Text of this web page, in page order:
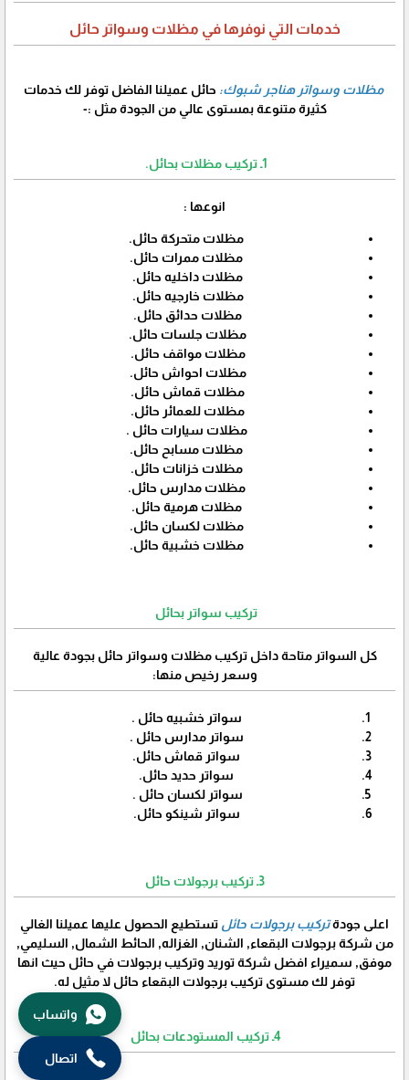
واتساب
اتصال
خدمات التي نوفرها في مظلات وسواتر حائل
مظلات وسواتر هناجر شبوك: حائل عميلنا الفاضل توفر لك خدمات
كثيرة متنوعة بمستوى عالي من الجودة مثل :-
1ـ تركيب مظلات بحائل.
انوعها :
مظلات متحركة حائل.
مظلات ممرات حائل.
مظلات داخليه حائل.
مظلات خارجيه حائل.
مظلات حدائق حائل.
مظلات جلسات حائل.
مظلات مواقف حائل.
مظلات احواش حائل.
مظلات قماش حائل.
مظلات للعمائر حائل.
مظلات سيارات حائل .
مظلات مسابح حائل.
مظلات خزانات حائل.
مظلات مدارس حائل.
مظلات هرمية حائل.
مظلات لكسان حائل.
مظلات خشبية حائل.
تركيب سواتر بحائل
كل السواتر متاحة داخل تركيب مظلات وسواتر حائل بجودة عالية
وسعر رخيص منها:
سواتر خشبيه حائل .
سواتر مدارس حائل .
سواتر قماش حائل.
سواتر حديد حائل.
سواتر لكسان حائل .
سواتر شينكو حائل.
3ـ تركيب برجولات حائل
اعلى جودةتركيب برجولات حائل تستطيع الحصول عليها عميلنا الغالي
من شركة برجولات البقعاء, الشنان, الغزاله, الحائط الشمال, السليمي,
موفق, سميراء افضل شركة توريد وتركيب برجولات في حائل حيث انها
توفر لك مستوى تركيب برجولات البقعاء حائل لا مثيل له.
4ـ تركيب المستودعات بحائل